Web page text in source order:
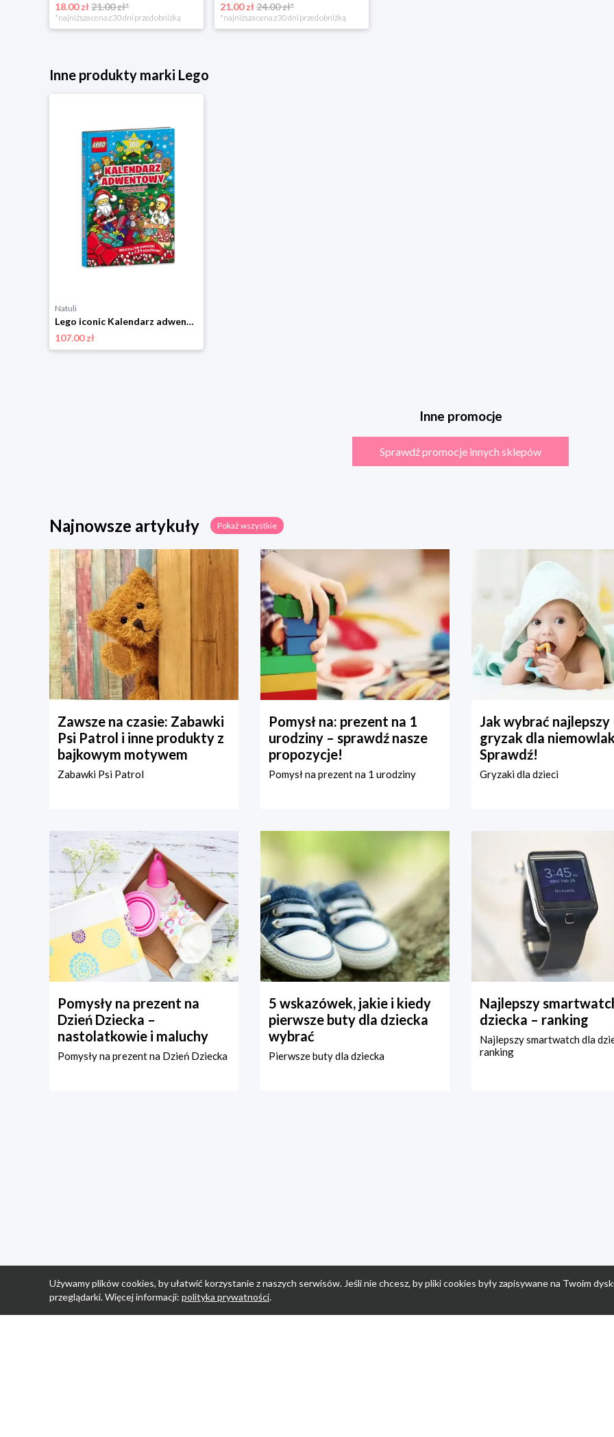
18.00 zł21.00 zł*
*najniższa cena z 30 dni przed obniżką
21.00 zł24.00 zł*
*najniższa cena z 30 dni przed obniżką
Inne produkty marki Lego
Natuli
Lego iconic Kalendarz adwentowy
107.00 zł
Inne promocje
Sprawdź promocje innych sklepów
Najnowsze artykuły Pokaż wszystkie
Zawsze na czasie: Zabawki
Psi Patrol i inne produkty z
bajkowym motywem
Zabawki Psi Patrol
Pomysł na: prezent na 1
urodziny – sprawdź nasze
propozycje!
Pomysł na prezent na 1 urodziny
Jak wybrać najlepszy
gryzak dla
Sprawdź!
Gryzaki dla dzieci
Pomysły na prezent na
Dzień Dziecka –
nastolatkowie i maluchy
Pomysły na prezent na Dzień Dziecka
5 wskazówek, jakie i kiedy
pierwsze buty dla dziecka
wybrać
Pierwsze buty dla dziecka
Najlepszy
dziecka – ranking
Najlepszy smartwatch dla
ranking
Używamy plików cookies, by ułatwić korzystanie z naszych serwisów. Jeśli nie chcesz, by pliki cookies były zapisywane na Twoim
przeglądarki. Więcej informacji: polityka prywatności.